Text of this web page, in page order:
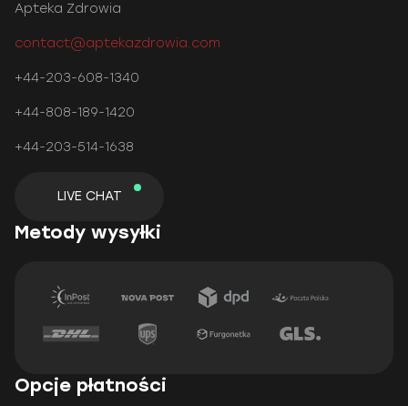
Apteka Zdrowia
contact@aptekazdrowia.com
+44-203-608-1340
+44-808-189-1420
+44-203-514-1638
LIVE CHAT
Metody wysyłki
Opcje płatności